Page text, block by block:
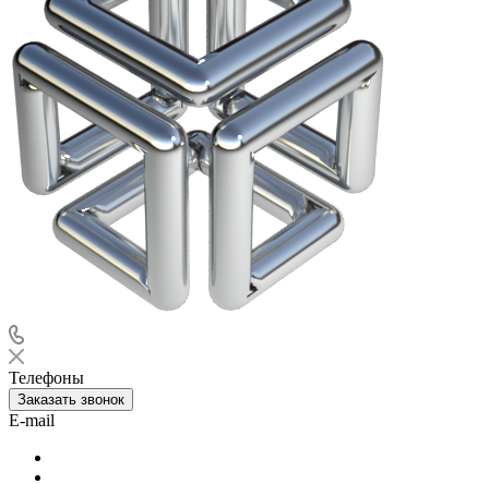
Телефоны
Заказать звонок
E-mail